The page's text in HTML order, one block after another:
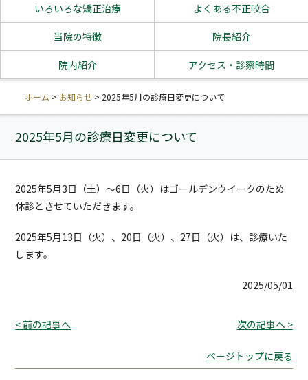
いろいろな矯正治療 よくある不正咬合
当院の特徴 院長紹介
院内紹介 アクセス・診察時間
ホーム > お知らせ> 2025年5月の診療日変更について
2025年5月の診療日変更について
2025年5月3日（土）～6日（火）はゴールデンウイークのため
休診とさせていただきます。
2025年5月13日（火）、20日（火）、27日（火）は、診療いた
します。
2025/05/01
< 前の記事へ 次の記事へ >
ページトップに戻る